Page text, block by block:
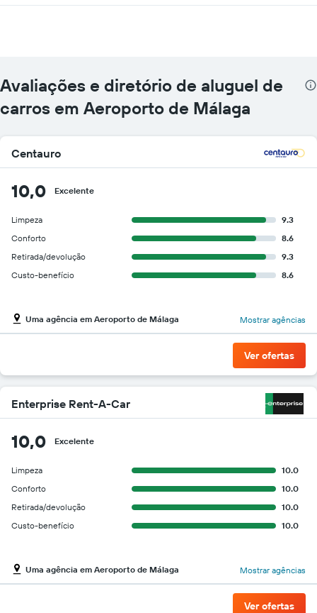
Avaliações e diretório de aluguel de
carros em Aeroporto de Málaga
Centauro
10,0 Excelente
Limpeza
9.3
Conforto
8.6
Retirada/devolução
9.3
Custo-benefício
8.6
Uma agência em Aeroporto de Málaga Mostrar agências
Ver ofertas
Enterprise Rent-A-Car
10,0 Excelente
Limpeza
10.0
Conforto
10.0
Retirada/devolução
10.0
Custo-benefício
10.0
Uma agência em Aeroporto de Málaga Mostrar agências
Ver ofertas